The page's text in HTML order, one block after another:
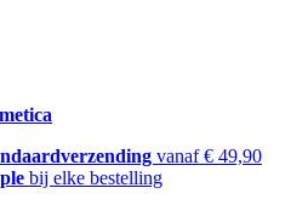
vanaf € 49,90
bij elke bestelling